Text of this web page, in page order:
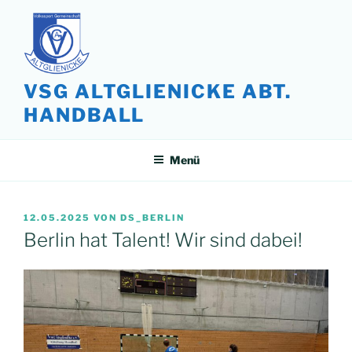
springen
VSG ALTGLIENICKE ABT.
HANDBALL
Menü
VERÖFFENTLICHT
AM
12.05.2025 VON DS_BERLIN
Berlin hat Talent! Wir sind dabei!